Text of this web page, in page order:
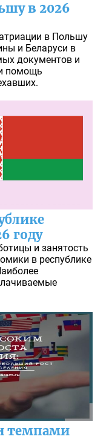
в 2026
в Польшу
и Беларуси в
документов и
помощь
году
и занятость
в республике
темпами